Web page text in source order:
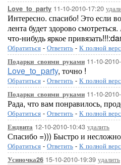
Love_to_party 11-10-2010-17:20
Интересно. спасибо! Это если
лента будет здорово
что-нибудь яркое
Обратиться - Ответить - К полной
Подарки_своими_руками 11-10-
Love_to_party, точно !
Обратиться - Ответить - К полной
Подарки_своими_руками 11-10-
Рада, что вам понравилось,
Обратиться - Ответить - К полной
Ендвита 12-10-2010-10:43 удалить
Спасибо =))) Быстро и
Обратиться - Ответить - К полной
Усиночка26 15-10-2010-19:39 удалить